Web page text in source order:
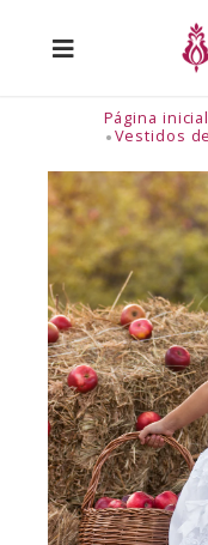
Página inicial
Vestidos